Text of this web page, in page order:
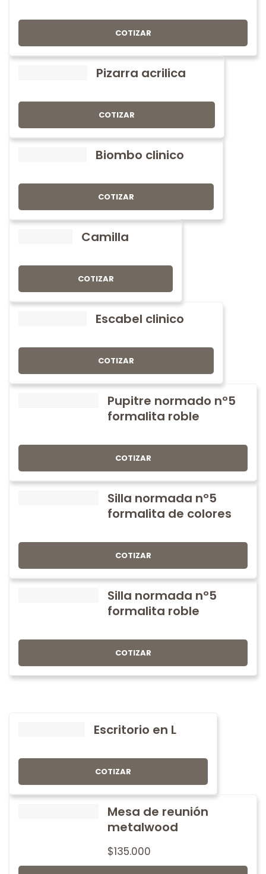
COTIZAR
Pizarra acrilica
COTIZAR
Biombo clinico
COTIZAR
Camilla
COTIZAR
Escabel clinico
COTIZAR
Pupitre normado nº5
formalita roble
COTIZAR
Silla normada nº5
formalita de colores
COTIZAR
Silla normada nº5
formalita roble
COTIZAR
Escritorio en L
COTIZAR
Mesa de reunión
metalwood
$135.000